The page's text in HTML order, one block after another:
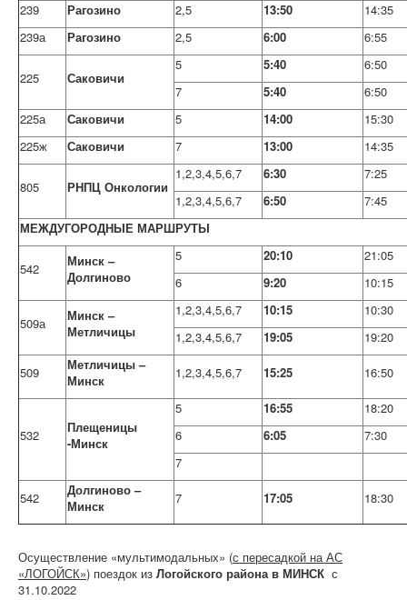
239
Рагозино 2,5 13:50
14:35
239а
Рагозино 2,5 6:00 6:55
225 Саковичи
5 5:40
6:50
7
5:40
6:50
225а
Саковичи 5 14:00
15:30
225ж
Саковичи 7 13:00 14:35
805 РНПЦ Онкологии
1,2,3,4,5,6,7 6:30
7:25
1,2,3,4,5,6,7
6:50
7:45
МЕЖДУГОРОДНЫЕ МАРШРУТЫ
542
Минск –
Долгиново
5 20:10
21:05
6
9:20 10:15
509а
Минск –
Метличицы
1,2,3,4,5,6,7 10:15
10:30
1,2,3,4,5,6,7
19:05 19:20
509
Метличицы –
Минск
1,2,3,4,5,6,7 15:25 16:50
532
Плещеницы
-Минск
5 16:55
18:20
6
6:05
7:30
7
542
Долгиново –
Минск
7 17:05 18:30
Осуществление «мультимодальных» (с пересадкой на АС
«ЛОГОЙСК») поездок из Логойского района в МИНСК с
31.10.2022